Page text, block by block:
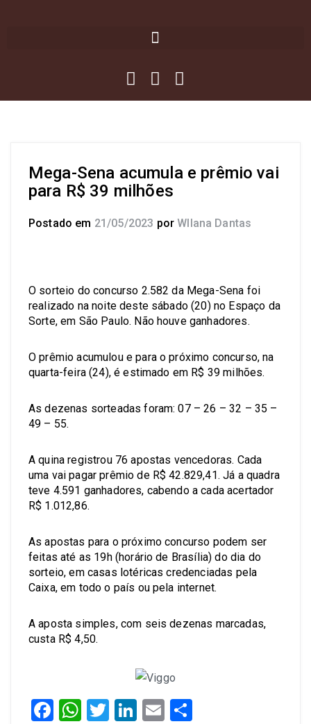
Mega-Sena acumula e prêmio vai
para R$ 39 milhões
Postado em 21/05/2023 por Wllana Dantas
O sorteio do concurso 2.582 da Mega-Sena foi
realizado na noite deste sábado (20) no Espaço da
Sorte, em São Paulo. Não houve ganhadores.
O prêmio acumulou e para o próximo concurso, na
quarta-feira (24), é estimado em R$ 39 milhões.
As dezenas sorteadas foram: 07 – 26 – 32 – 35 –
49 – 55.
A quina registrou 76 apostas vencedoras. Cada
uma vai pagar prêmio de R$ 42.829,41. Já a quadra
teve 4.591 ganhadores, cabendo a cada acertador
R$ 1.012,86.
As apostas para o próximo concurso podem ser
feitas até as 19h (horário de Brasília) do dia do
sorteio, em casas lotéricas credenciadas pela
Caixa, em todo o país ou pela internet.
A aposta simples, com seis dezenas marcadas,
custa R$ 4,50.
Facebook
WhatsApp
Twitter
LinkedIn
Email